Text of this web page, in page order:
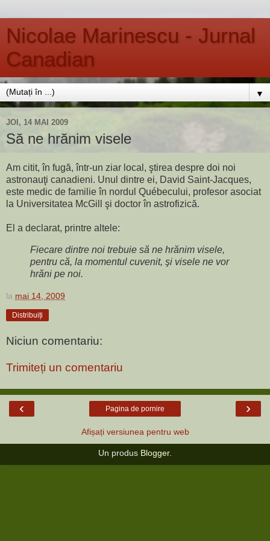
Nicolae Marinescu - Jurnal
Canadian
▼
JOI, 14 MAI 2009
Să ne hrănim visele
Am citit, în fugă, într-un ziar local, ştirea despre doi noi
astronauţi canadieni. Unul dintre ei, David Saint-Jacques,
este medic de familie în nordul Québecului, profesor asociat
la Universitatea McGill şi doctor în astrofizică.
El a declarat, printre altele:
Fiecare dintre noi trebuie să ne hrănim visele,
pentru că, la momentul cuvenit, şi visele ne vor
hrăni pe noi.
la mai 14, 2009
Distribuiți
Niciun comentariu:
Trimiteți un comentariu
‹ ›
Pagina de pornire
Afișați versiunea pentru web
Un produs Blogger.